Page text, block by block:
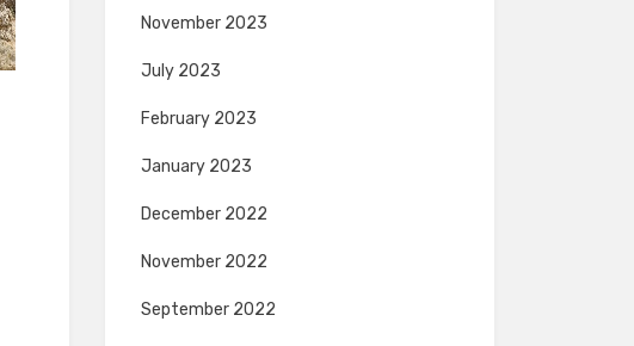
November 2023
July 2023
February 2023
January 2023
December 2022
November 2022
September 2022